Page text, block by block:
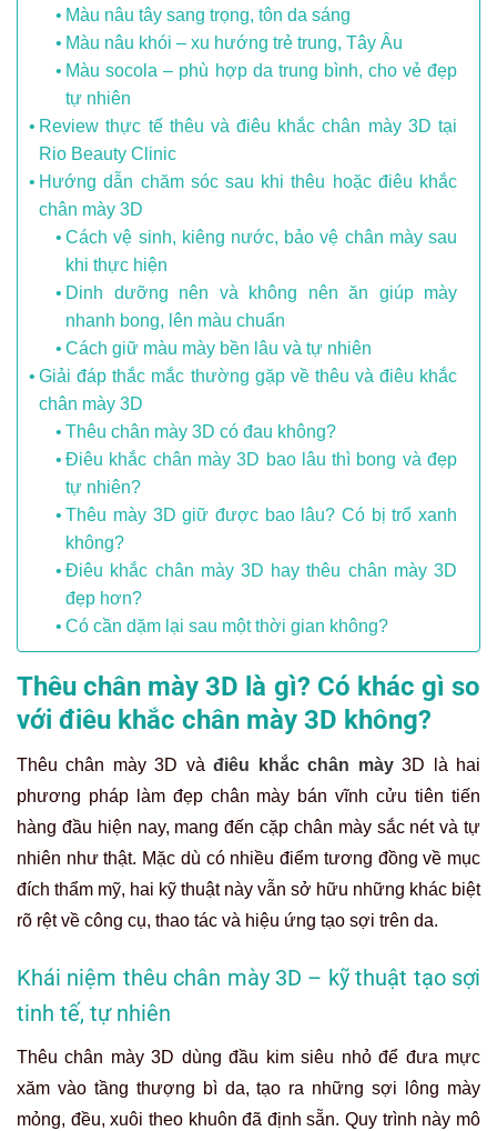
Màu nâu tây sang trọng, tôn da sáng
Màu nâu khói – xu hướng trẻ trung, Tây Âu
Màu socola – phù hợp da trung bình, cho vẻ đẹp
tự nhiên
Review thực tế thêu và điêu khắc chân mày 3D tại
Rio Beauty Clinic
Hướng dẫn chăm sóc sau khi thêu hoặc điêu khắc
chân mày 3D
Cách vệ sinh, kiêng nước, bảo vệ chân mày sau
khi thực hiện
Dinh dưỡng nên và không nên ăn giúp mày
nhanh bong, lên màu chuẩn
Cách giữ màu mày bền lâu và tự nhiên
Giải đáp thắc mắc thường gặp về thêu và điêu khắc
chân mày 3D
Thêu chân mày 3D có đau không?
Điêu khắc chân mày 3D bao lâu thì bong và đẹp
tự nhiên?
Thêu mày 3D giữ được bao lâu? Có bị trổ xanh
không?
Điêu khắc chân mày 3D hay thêu chân mày 3D
đẹp hơn?
Có cần dặm lại sau một thời gian không?
Thêu chân mày 3D là gì? Có khác gì so
với điêu khắc chân mày 3D không?
Thêu chân mày 3D vàđiêu khắc chân mày3D là hai
phương pháp làm đẹp chân mày bán vĩnh cửu tiên tiến
hàng đầu hiện nay, mang đến cặp chân mày sắc nét và tự
nhiên như thật. Mặc dù có nhiều điểm tương đồng về mục
đích thẩm mỹ, hai kỹ thuật này vẫn sở hữu những khác biệt
rõ rệt về công cụ, thao tác và hiệu ứng tạo sợi trên da.
Khái niệm thêu chân mày 3D – kỹ thuật tạo sợi
tinh tế, tự nhiên
Thêu chân mày 3D dùng đầu kim siêu nhỏ để đưa mực
xăm vào tầng thượng bì da, tạo ra những sợi lông mày
mỏng, đều, xuôi theo khuôn đã định sẵn. Quy trình này mô